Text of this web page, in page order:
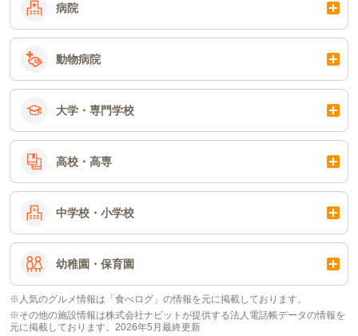
病院
動物病院
大学・専門学校
高校・高専
中学校・小学校
幼稚園・保育園
※人気のグルメ情報は「食べログ」の情報を元に掲載しております。
※その他の施設情報は株式会社ナビットが提供する法人電話帳データの情報を
元に掲載しております。2026年5月最終更新